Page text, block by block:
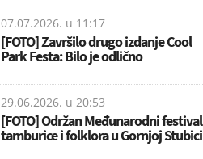
07.07.2026. u 11:17
[FOTO] Završilo drugo izdanje Cool
Park Festa: Bilo je odlično
29.06.2026. u 20:53
[FOTO] Održan Međunarodni festival
tamburice i folklora u Gornjoj Stubici